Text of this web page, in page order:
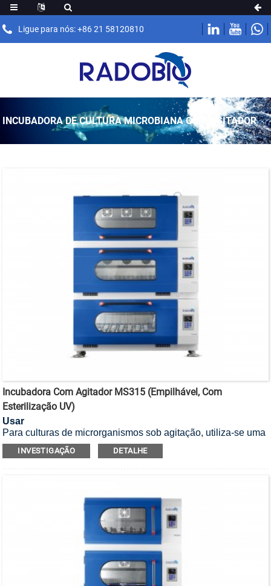
Ligue para nós: +86 21 58120810
INCUBADORA DE CULTURA MICROBIANA COM AGITADOR
Incubadora Com Agitador MS315 (empilhável, Com
Esterilização UV)
Usar
Para culturas de microrganismos sob agitação, utiliza-se uma
incubadora agitadora empilhável com esterilização UV.
INVESTIGAÇÃO DETALHE